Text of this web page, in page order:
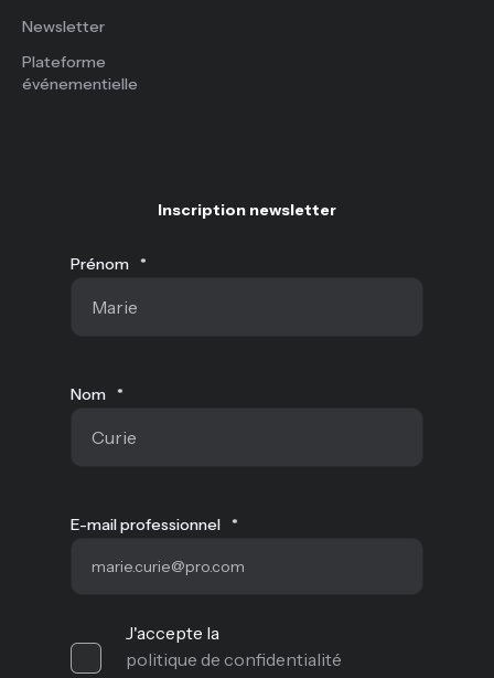
Newsletter
Plateforme
événementielle
Inscription newsletter
Prénom *
Nom *
E-mail professionnel *
J'accepte la
politique de confidentialité